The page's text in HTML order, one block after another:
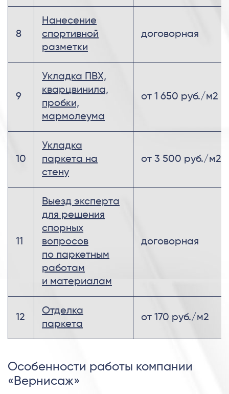
8
Нанесение
спортивной
разметки
договорная
9
Укладка ПВХ,
кварцвинила,
пробки,
мармолеума
от 1 650 руб./м2
10
Укладка
паркета на
стену
от 3 500 руб./м2
11
Выезд эксперта
для решения
спорных
вопросов
по паркетным
работам
и материалам
договорная
12
Отделка
паркета
от 170 руб./м2
Особенности работы компании
«Вернисаж»